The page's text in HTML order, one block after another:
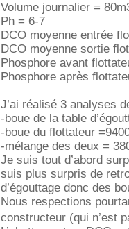
Volume journalier =
Ph = 6-7
DCO moyenne entrée
DCO moyenne sortie
Phosphore avant
Phosphore après
J’ai réalisé 3 analyses
-boue de la table
-boue du flottateur
-mélange des deux =
Je suis tout d’abord
suis plus surpris de
d’égouttage donc des
Nous respections
constructeur (qui n’est